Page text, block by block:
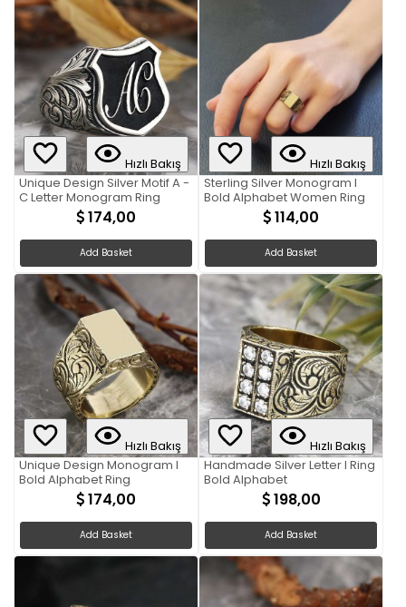
Hızlı Bakış
Unique Design Silver Motif A -
C Letter Monogram Ring
174,00
Add Basket
Hızlı Bakış
Sterling Silver Monogram I
Bold Alphabet Women Ring
114,00
Add Basket
Hızlı Bakış
Unique Design Monogram I
Bold Alphabet Ring
174,00
Add Basket
Hızlı Bakış
Handmade Silver Letter I Ring
Bold Alphabet
198,00
Add Basket